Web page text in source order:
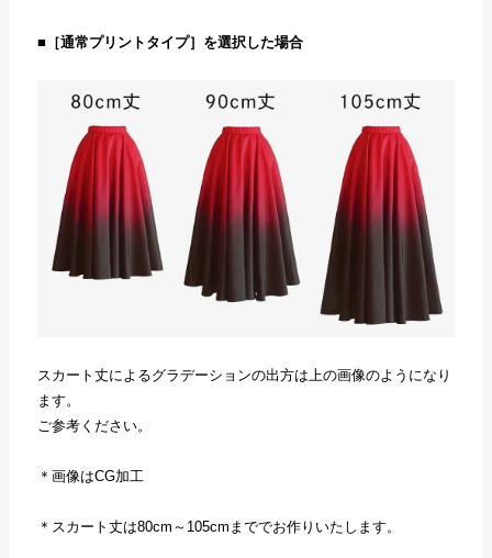
■ ［通常プリントタイプ］を選択した場合
スカート丈によるグラデーションの出方は上の画像のようになり
ます。
ご参考ください。
＊画像はCG加工
＊スカート丈は80cm～105cmまででお作りいたします。